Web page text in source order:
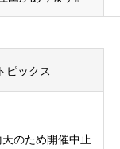
トピックス
のため開催中止